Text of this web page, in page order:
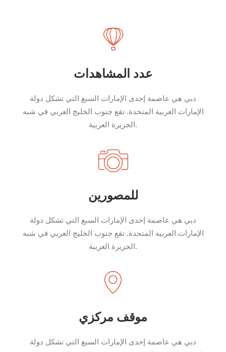
عدد المشاهدات
دبي هي عاصمة إحدى الإمارات السبع التي تشكل دولة
الإمارات العربية المتحدة. تقع جنوب الخليج العربي في شبه
الجزيرة العربية.
للمصورين
دبي هي عاصمة إحدى الإمارات السبع التي تشكل دولة
الإمارات العربية المتحدة. تقع جنوب الخليج العربي في شبه
الجزيرة العربية.
موقف مركزي
دبي هي عاصمة إحدى الإمارات السبع التي تشكل دولة